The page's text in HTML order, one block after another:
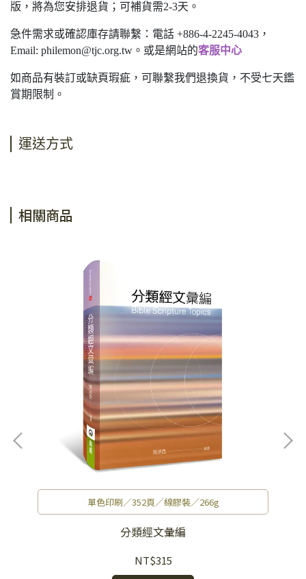
版，將為您安排退貨；可補貨需2-3天。
急件需求或確認庫存請聯繫：電話 +886-4-2245-4043，
Email: philemon@tjc.org.tw 。或是網站的客服中心
如商品有裝訂或缺頁瑕疵，可聯繫我們退換貨，不受七天鑑
賞期限制。
運送方式
相關商品
單色印刷／352頁／線膠裝／266g
分類經文彙編
NT$315